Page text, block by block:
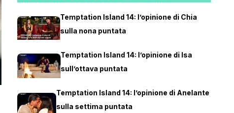
Temptation Island 14: l’opinione di Chia
sulla nona puntata
Temptation Island 14: l’opinione di Isa
sull’ottava puntata
Temptation Island 14: l’opinione di Anelante
sulla settima puntata